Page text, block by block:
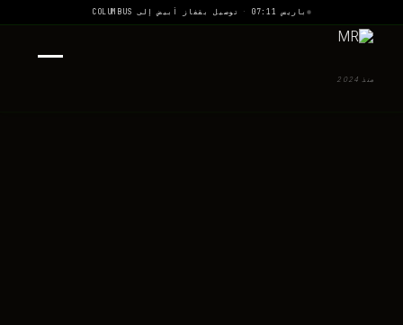
باريس 07:11 · توصيل بقفاز أبيض إلى COLUMBUS
منذ 2024